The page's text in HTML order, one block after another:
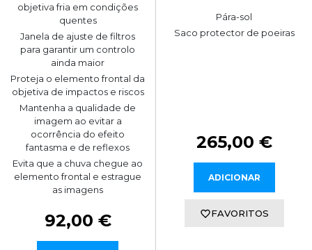
objetiva fria em condições
quentes
Janela de ajuste de filtros
para garantir um controlo
ainda maior
Proteja o elemento frontal da
objetiva de impactos e riscos
Mantenha a qualidade de
imagem ao evitar a
ocorrência do efeito
fantasma e de reflexos
Evita que a chuva chegue ao
elemento frontal e estrague
as imagens
92,00 €
Pára-sol
Saco protector de poeiras
265,00 €
ADICIONAR
FAVORITOS